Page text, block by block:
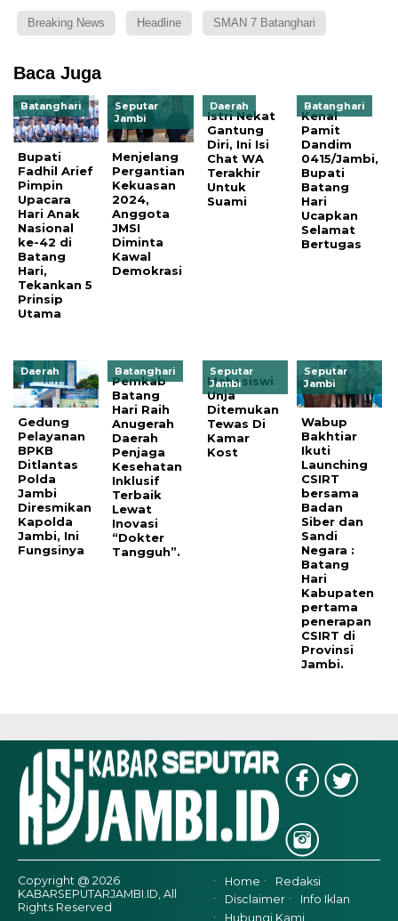
Breaking News Headline SMAN 7 Batanghari
Baca Juga
Batanghari
Bupati
Fadhil Arief
Pimpin
Upacara
Hari Anak
Nasional
ke-42 di
Batang
Hari,
Tekankan 5
Prinsip
Utama
Seputar
Jambi
Menjelang
Pergantian
Kekuasan
2024,
Anggota
JMSI
Diminta
Kawal
Demokrasi
Daerah
Istri Nekat
Gantung
Diri, Ini Isi
Chat WA
Terakhir
Untuk
Suami
Batanghari
Kenal
Pamit
Dandim
0415/Jambi,
Bupati
Batang
Hari
Ucapkan
Selamat
Bertugas
Daerah
Gedung
Pelayanan
BPKB
Ditlantas
Polda
Jambi
Diresmikan
Kapolda
Jambi, Ini
Fungsinya
Batanghari
Pemkab
Batang
Hari Raih
Anugerah
Daerah
Penjaga
Kesehatan
Inklusif
Terbaik
Lewat
Inovasi
“Dokter
Tangguh”.
Seputar
Jambi
Mahasiswi
Unja
Ditemukan
Tewas Di
Kamar
Kost
Seputar
Jambi
Wabup
Bakhtiar
Ikuti
Launching
CSIRT
bersama
Badan
Siber dan
Sandi
Negara :
Batang
Hari
Kabupaten
pertama
penerapan
CSIRT di
Provinsi
Jambi.
Copyright @ 2026
KABARSEPUTARJAMBI.ID, All
Rights Reserved
Home
Redaksi
Disclaimer
Info Iklan
Hubungi Kami